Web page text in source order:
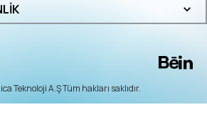
Teknoloji A.Ş Tüm hakları saklıdır.